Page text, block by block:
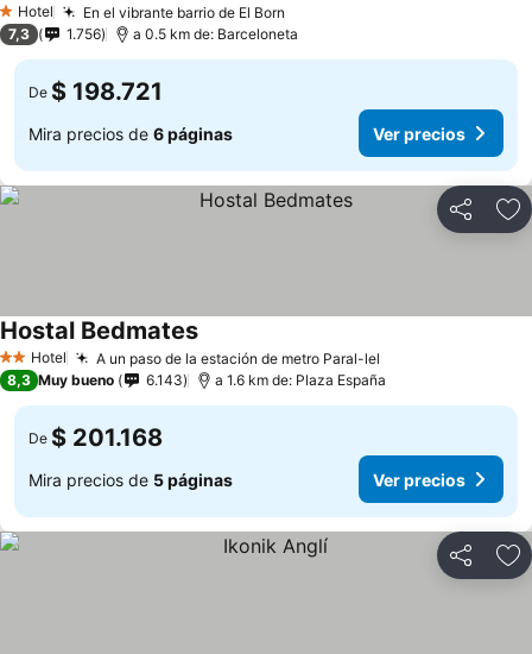
1 Estrellas
Hotel En el vibrante barrio de El Born
7,3 1.756 a 0.5 km de: Barceloneta
De $ 198.721
Mira precios de 6 páginas Ver precios
Compartir
2 Estrellas
Hotel A un paso de la estación de metro Paral-lel
Hostal Bedmates
8,3 Muy bueno 6.143 a 1.6 km de: Plaza España
De $ 201.168
Mira precios de 5 páginas Ver precios
Compartir